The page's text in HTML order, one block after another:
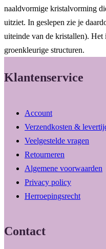
naaldvormige kristalvorming
uitziet. In geslepen zie je
uiteinde van de kristallen). Het
groenkleurige structuren.
Klantenservice
Account
Verzendkosten &
Veelgestelde vragen
Retourneren
Algemene voorwaarden
Privacy policy
Herroepingsrecht
Contact